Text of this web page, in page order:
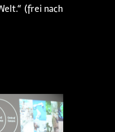
(frei nach